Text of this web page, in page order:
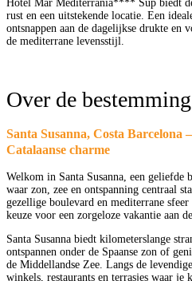
Hotel Mar Mediterrània**** Sup biedt
rust en een uitstekende locatie. Een
ontsnappen aan de dagelijkse drukte en
de mediterrane levensstijl.
Over de bestemming
Santa Susanna, Costa Barcelona
Catalaanse charme
Welkom in Santa Susanna, een geliefde
waar zon, zee en ontspanning centraal
gezellige boulevard en mediterrane
keuze voor een zorgeloze vakantie aan
Santa Susanna biedt kilometerslange
ontspannen onder de Spaanse zon of
de Middellandse Zee. Langs de
winkels, restaurants en terrasjes waar je